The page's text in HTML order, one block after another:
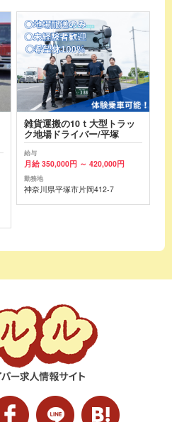
雑貨運搬の10ｔ大型トラッ
ク地場ドライバー/平塚
給与
月給 350,000円 ～ 420,000円
勤務地
神奈川県平塚市片岡412-7